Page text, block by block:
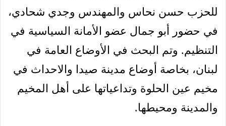
للحزب حسن نحاس والمهندس وجدي شحادي،
في حضور أبو جمال عضو الأمانة السياسية في
التنظيم. وتم البحث في الأوضاع العامة في
لبنان، بخاصة أوضاع مدينة صيدا والاحداث في
مخيم عين الحلوة وتداعياتها على أهل المخيم
والمدينة ومحيطها.